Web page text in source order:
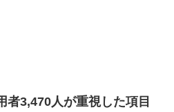
者3,470人が重視した項目